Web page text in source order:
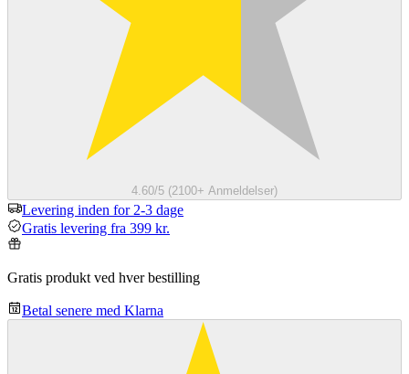
4.60/5 (2100+ Anmeldelser)
Levering inden for 2-3 dage
Gratis levering fra 399 kr.
Gratis produkt ved hver bestilling
Betal senere med Klarna